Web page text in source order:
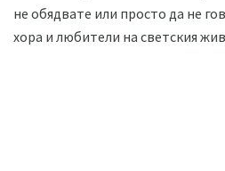
не обядвате или просто да не
хора и любители на светския